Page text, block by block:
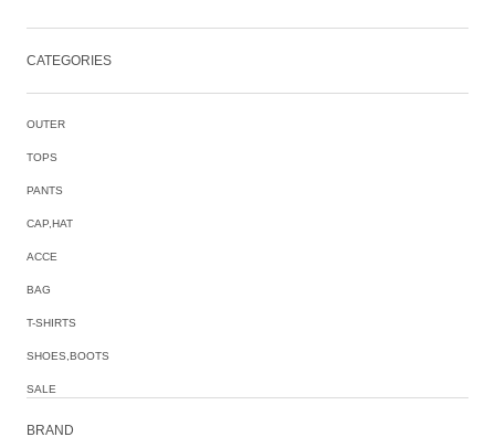
CATEGORIES
OUTER
TOPS
PANTS
CAP,HAT
ACCE
BAG
T-SHIRTS
SHOES,BOOTS
SALE
BRAND